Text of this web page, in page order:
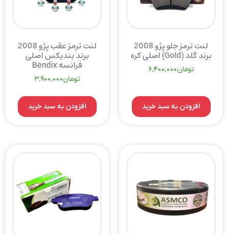
لنت ترمز جلو پژو 2008
برند گلد (Gold) اصلی کره
تومان6,400,000
افزودن به سبد خرید
لنت ترمز عقب پژو 2008
برند بندیکس اصلی
فرانسه Bendix
تومان3,900,000
افزودن به سبد خرید